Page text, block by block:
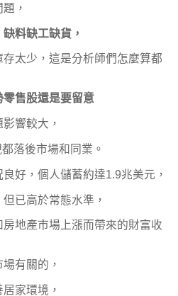
，
料缺工缺貨，
太少，這是分析師們怎麼算都
售股還是要留意
響較大，
落後市場和同業。
好，個人儲蓄約達1.9兆美元，
已高於常態水準，
地產市場上漲而帶來的財富收
有關的，
家環境，